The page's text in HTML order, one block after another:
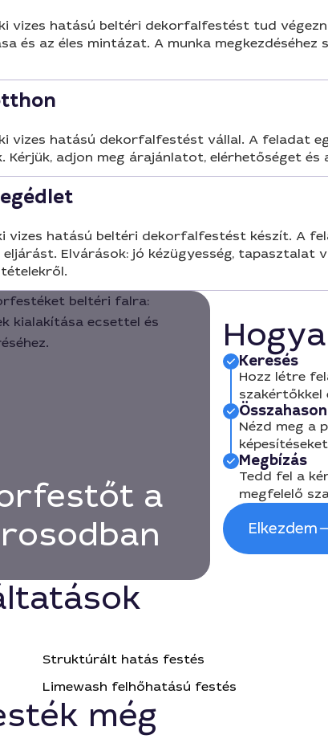
vizes hatású beltéri dekorfalfestést tud
és az éles mintázat. A munka
vizes hatású dekorfalfestést vállal. A feladat
Kérjük, adjon meg árajánlatot, elérhetőséget
vizes hatású beltéri dekorfalfestést készít. A
Elvárások: jó kézügyesség, tapasztalat
a
Keresés
Hozz létre
szakértőkkel
Nézd meg a
Megbízás
Tedd fel a
megfelelő
Elkezdem
Struktúrált hatás festés
Limewash felhőhatású festés
még